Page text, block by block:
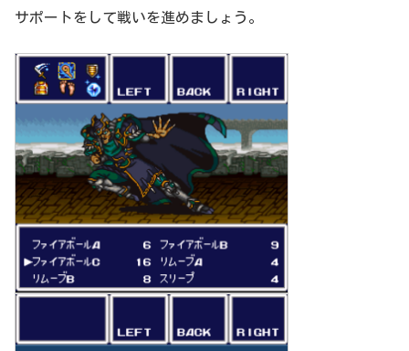
サポートをして戦いを進めましょう。